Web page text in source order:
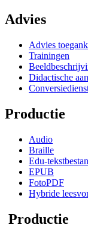
Advies
Advies
Trainingen
Didactische
Productie
Audio
Braille
Edu-
EPUB
FotoPDF
Hybride
Productie